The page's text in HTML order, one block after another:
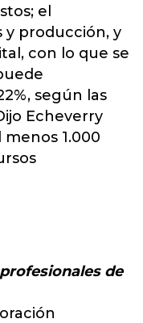
el
y producción, y
con lo que se
según las
Echeverry
1.000
de